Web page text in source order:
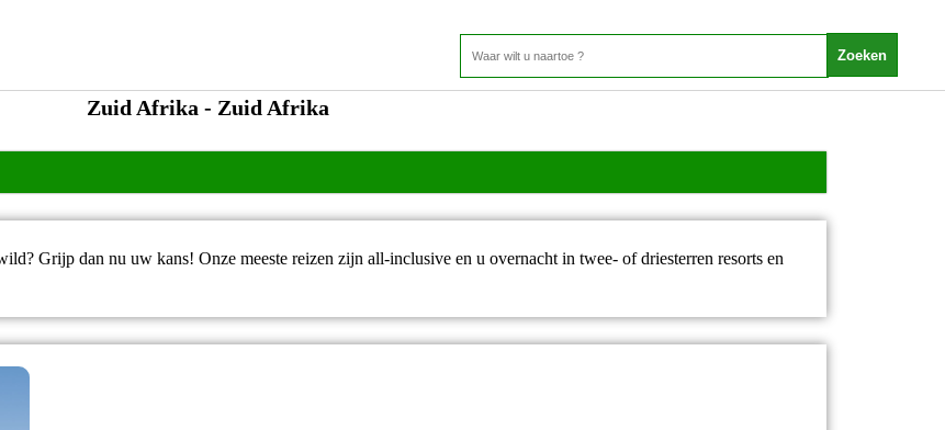
Zuid Afrika - Zuid Afrika
Grijp dan nu uw kans! Onze meeste reizen zijn all-inclusive en u overnacht in twee- of driesterren resorts en